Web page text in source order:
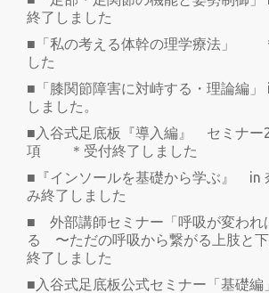
終了しました
■「私の考える体幹の理学療法」
した
■「膝関節障害に対峙する・理論編
しました。
■入谷式足底板『導入編』 セミナー
項 ＊受付終了しました
■『インソールを基礎から学ぶ』 in
み終了しました
■ 外部講師セミナー「呼吸が変われ
る 〜ただの呼吸から繋がる上肢と
終了しました
■入谷式足底板公式セミナー「基礎